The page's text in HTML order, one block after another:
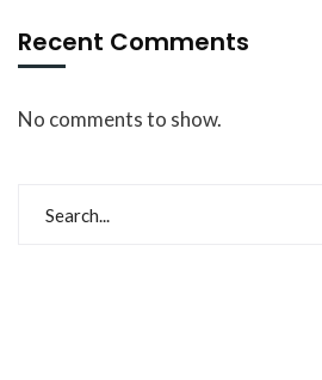
Recent Comments
No comments to show.